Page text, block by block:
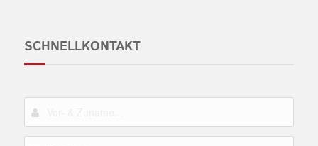
SCHNELLKONTAKT